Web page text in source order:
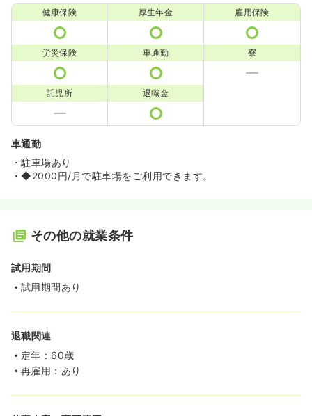
健康保険 厚生年金 雇用保険
労災保険 車通勤 寮
託児所 退職金
車通勤
・駐車場あり
・◆2000円/月で駐車場をご利用できます。
その他の就業条件
試用期間
試用期間あり
退職関連
定年：60歳
再雇用：あり